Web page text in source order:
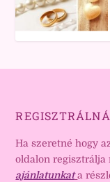
Ha szeretné hogy
oldalon regisztrálja
ajánlatunkat a